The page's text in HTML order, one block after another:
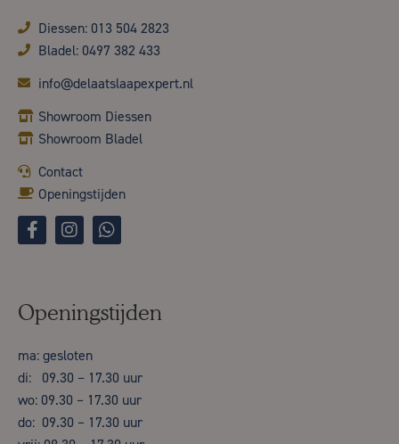
Diessen: 013 504 2823
Bladel: 0497 382 433
info@delaatslaapexpert.nl
Showroom Diessen
Showroom Bladel
Contact
Openingstijden
Openingstijden
ma: gesloten
di: 09.30 – 17.30 uur
wo: 09.30 – 17.30 uur
do: 09.30 – 17.30 uur